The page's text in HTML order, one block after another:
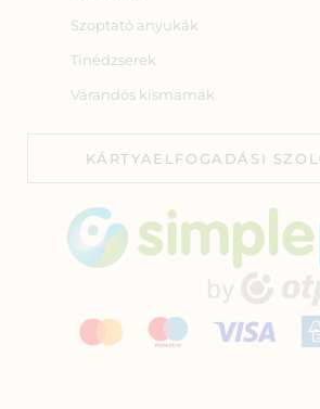
Szoptató anyukák
Tinédzserek
Várandós kismamák
KÁRTYAELFOGADÁSI